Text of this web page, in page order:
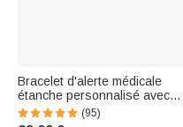
Bracelet d'alerte médicale
étanche personnalisé avec
symbole médical et nom -
Cadeau de voyage à porter au
(95)